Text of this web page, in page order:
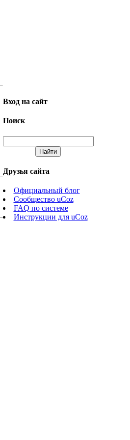
Вход на сайт
Поиск
Друзья сайта
Официальный блог
Сообщество uCoz
FAQ по системе
Инструкции для uCoz